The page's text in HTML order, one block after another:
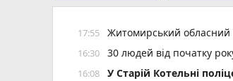
17:55 Житомирський обласний
16:30 30 людей від початку
16:08 У Старій Котельні